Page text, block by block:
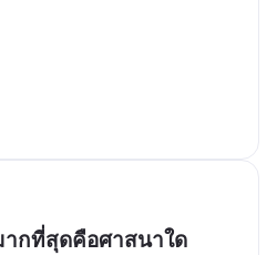
ากที่สุดคือศาสนาใด